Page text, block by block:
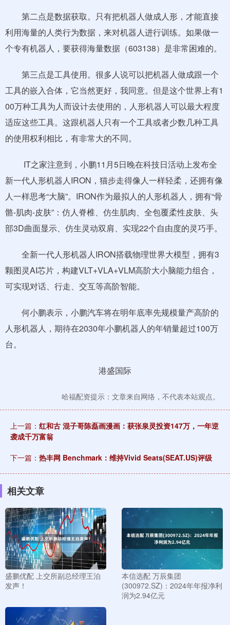
第二点是数据获取。只有把机器人做成人形，才能直接
利用海量的人类行为数据，来对机器人进行训练。如果做一
个专有机器人，要获得海量数据（603138）是非常困难的。
第三点是工具使用。很多人说可以把机器人做成跟一个
工具的嵌入合体，它当然更好，我同意。但是这个世界上有1
00万种工具为人而设计去使用的，人形机器人可以最大程度
适应这些工具。这跟机器人只有一个工具或者少数几种工具
的使用权利相比，有非常大的不同。
IT之家注意到，小鹏11月5日晚在科技日活动上发布全
新一代人形机器人IRON，猫步走得像人一样轻柔，还拥有像
人一样思考“大脑”。IRON作为最拟人的人形机器人，拥有“骨
骼-肌肉-皮肤”：仿人脊椎、仿生肌肉、全包覆柔性皮肤、头
部3D曲面显示、仿生灵动双肩、实现22个自由度的灵巧手。
全新一代人形机器人IRON搭载物理世界大模型，拥有3
颗图灵AI芯片，构建VLT+VLA+VLM高阶大小脑能力组合，
可实现对话、行走、交互等高阶智能。
何小鹏表示，小鹏汽车将在明年底率先规模量产高阶的
人形机器人，期待在2030年小鹏机器人的年销量超过100万
台。
港盛国际
哈福配资提示：文章来自网络，不代表本站观点。
上一篇： 红和古 混子哥陈磊画漫画：获张泉灵投资147万，一年逆
袭成千万富翁
下一篇： 热丰网 Benchmark：维持Vivid Seats(SEAT.US)评级
相关文章
盛鹏优配 上交所副总经理王泊
发声！
本信选配 万辰集团
(300972.SZ)：2024年年报净利
润为2.94亿元